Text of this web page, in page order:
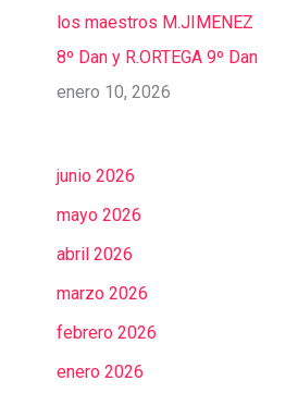
los maestros M.JIMENEZ
8º Dan y R.ORTEGA 9º Dan
enero 10, 2026
junio 2026
mayo 2026
abril 2026
marzo 2026
febrero 2026
enero 2026